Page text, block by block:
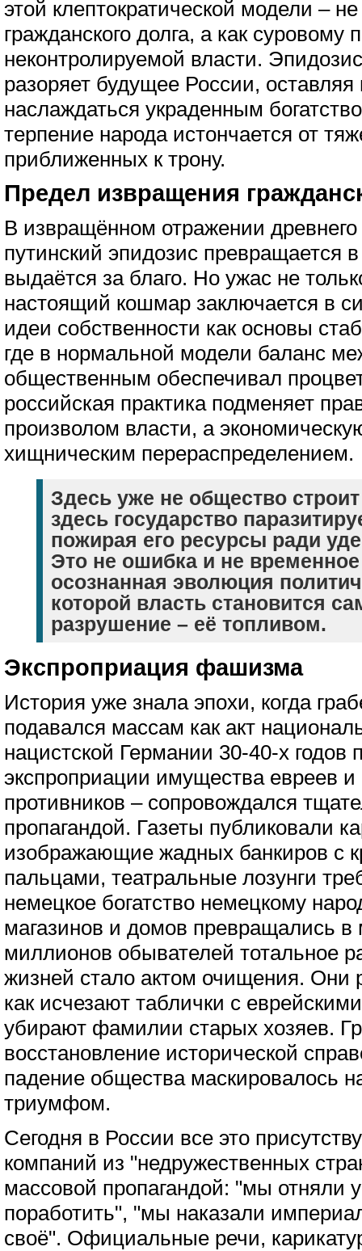
этой клептократической модели –
гражданского долга, а как
неконтролируемой власти.
разоряет будущее России,
наслаждаться украденным
терпение народа истончается от
приближенных к трону.
Предел извращения
В извращённом отражении древнего
путинский эпидозис превращается
выдаётся за благо. Но ужас не
настоящий кошмар заключается в
идеи собственности как основы
где в нормальной модели баланс
общественным обеспечивал
российская практика подменяет
произволом власти, а
хищническим перераспределением.
Здесь уже не общество строит
здесь государство
пожирая его ресурсы ради
Это не ошибка и не
осознанная эволюция
которой власть становится
разрушение – её топливом.
Экспроприация фашизма
История уже знала эпохи, когда
подавался массам как акт
нацистской Германии 30-40-х годов
экспроприации имущества евреев и
противников – сопровождался
пропагандой. Газеты публиковали
изображающие жадных банкиров с
пальцами, театральные лозунги
немецкое богатство немецкому
магазинов и домов превращались
миллионов обывателей тотальное
жизней стало актом очищения. Они
как исчезают таблички с
убирают фамилии старых хозяев.
восстановление исторической
падение общества маскировалось
триумфом.
Сегодня в России все это
компаний из "недружественных
массовой пропагандой: "мы отняли у
поработить", "мы наказали
своё". Официальные речи,